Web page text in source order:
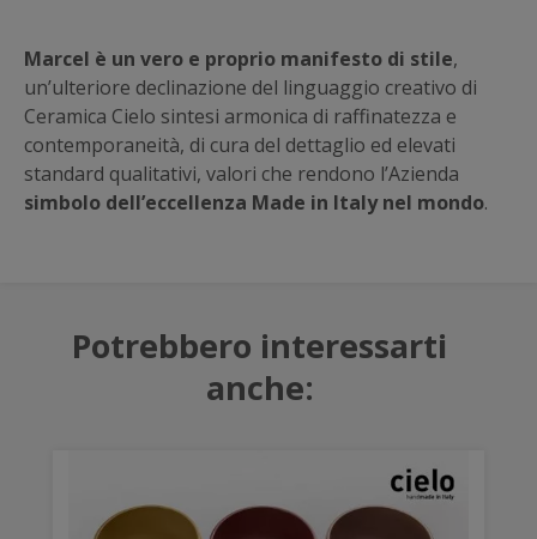
Marcel è un vero e proprio manifesto di stile,
un’ulteriore declinazione del linguaggio creativo di
Ceramica Cielo sintesi armonica di raffinatezza e
contemporaneità, di cura del dettaglio ed elevati
standard qualitativi, valori che rendono l’Azienda
simbolo dell’eccellenza Made in Italy nel mondo.
Potrebbero interessarti
anche: